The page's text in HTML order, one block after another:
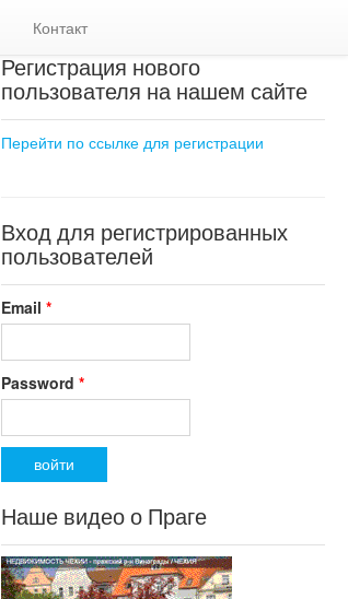
Контакт
Регистрация нового
пользователя на нашем сайте
Перейти по ссылке для регистрации
Вход для регистрированных
пользователей
Email *
Password *
Наше видео о Праге